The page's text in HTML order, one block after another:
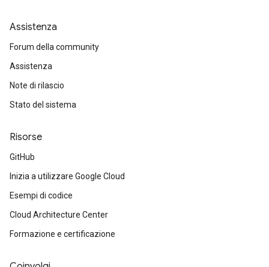
Assistenza
Forum della community
Assistenza
Note di rilascio
Stato del sistema
Risorse
GitHub
Inizia a utilizzare Google Cloud
Esempi di codice
Cloud Architecture Center
Formazione e certificazione